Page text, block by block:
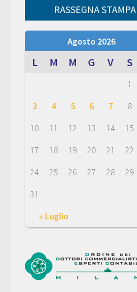
RASSEGNA STAMPA
Agosto 2026
L M M G V S
« Luglio
1
3
4 5 6 7 8
10
11 12 13 14 15
17
18 19 20 21 22
24
25 26 27 28 29
31